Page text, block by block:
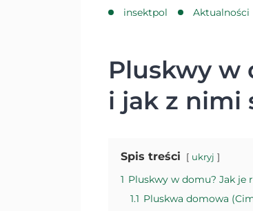
insektpol Aktualności
Pluskwy w
i jak z nimi
Spis treści ukryj
1 Pluskwy w domu? Jak je
1.1 Pluskwa domowa